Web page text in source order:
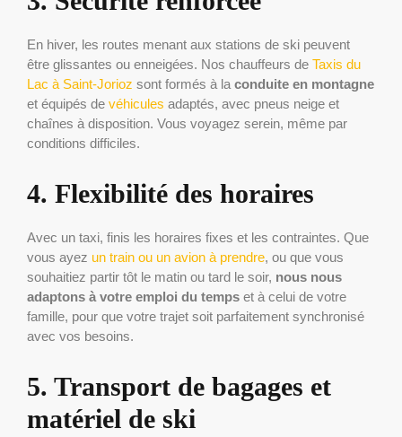
En hiver, les routes menant aux stations de ski peuvent
être glissantes ou enneigées. Nos chauffeurs de Taxis du
Lac à Saint-Jorioz sont formés à la conduite en montagne
et équipés de véhicules adaptés, avec pneus neige et
chaînes à disposition. Vous voyagez serein, même par
conditions difficiles.
4. Flexibilité des horaires
Avec un taxi, finis les horaires fixes et les contraintes. Que
vous ayez un train ou un avion à prendre, ou que vous
souhaitiez partir tôt le matin ou tard le soir, nous nous
adaptons à votre emploi du temps et à celui de votre
famille, pour que votre trajet soit parfaitement synchronisé
avec vos besoins.
5. Transport de bagages et
matériel de ski